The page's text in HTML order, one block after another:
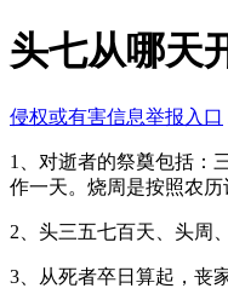
头七从哪天
侵权或有害信息举报入口
1、对逝者的祭奠包括：
作一天。烧周是按照农历
2、头三五七百天、头周
3、从死者卒日算起，丧